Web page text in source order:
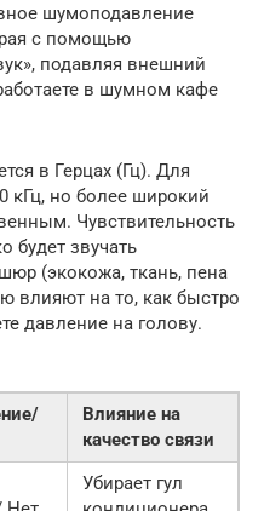
шумоподавление
с помощью
подавляя внешний
в шумном кафе
в Герцах (Гц). Для
кГц, но более широкий
Чувствительность
будет звучать
(экокожа, ткань, пена
влияют на то, как быстро
давление на голову.
Влияние на
качество связи
Убирает гул